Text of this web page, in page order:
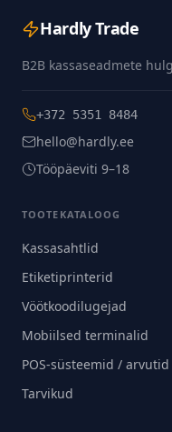
Hardly Trade
B2B kassaseadmete
+372 5351 8484
hello@hardly.ee
Tööpäeviti 9–18
TOOTEKATALOOG
Kassasahtlid
Etiketiprinterid
Vöötkoodilugejad
Mobiilsed terminalid
POS-süsteemid / arvutid
Tarvikud